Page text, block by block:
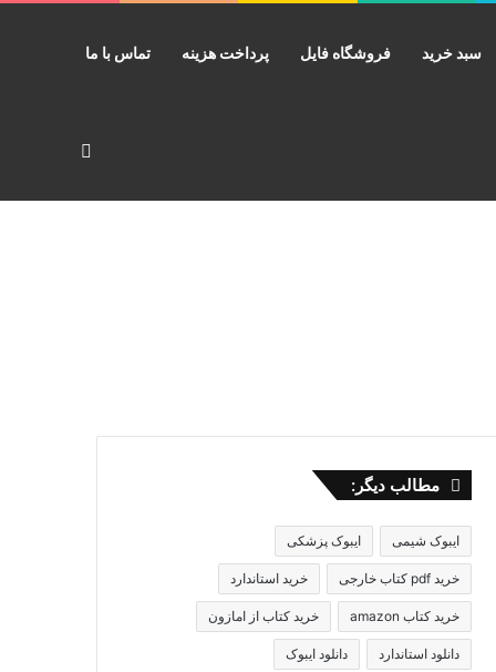
سبد خرید فروشگاه فایل پرداخت هزینه تماس با ما
مطالب دیگر:
ایبوک شیمی ایبوک پزشکی
خرید pdf کتاب خارجی خرید استاندارد
خرید کتاب amazon خرید کتاب از امازون
دانلود استاندارد دانلود ایبوک